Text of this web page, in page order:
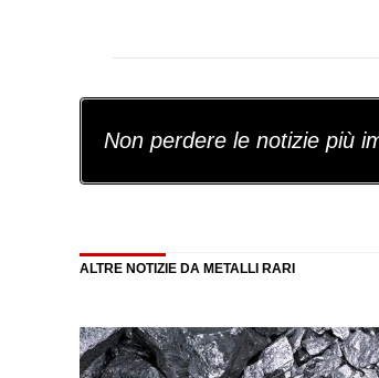
Non perdere le notizie più
ALTRE NOTIZIE DA METALLI RARI